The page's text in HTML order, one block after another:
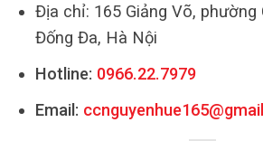
Địa chỉ: 165 Giảng Võ, phường
Đống Đa, Hà Nội
Hotline: 0966.22.7979
Email: